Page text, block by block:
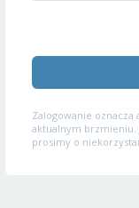
Zalogowanie oznacza
aktualnym brzmieniu.
prosimy o